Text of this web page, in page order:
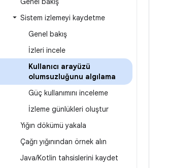
Sistem izlemeyi kaydetme
Genel bakış
İzleri incele
Kullanıcı arayüzü
olumsuzluğunu algılama
Güç kullanımını inceleme
İzleme günlükleri oluştur
Yığın dökümü yakala
Çağrı yığınından örnek alın
Java/Kotlin tahsislerini kaydet